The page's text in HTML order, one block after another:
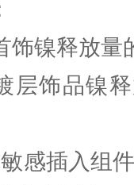
饰镍释放量
层饰品镍
感插入组